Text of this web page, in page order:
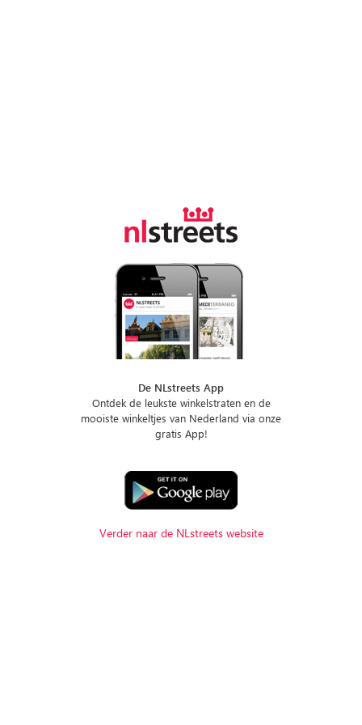
De NLstreets App
Ontdek de leukste winkelstraten en de
mooiste winkeltjes van Nederland via onze
gratis App!
Verder naar de NLstreets website